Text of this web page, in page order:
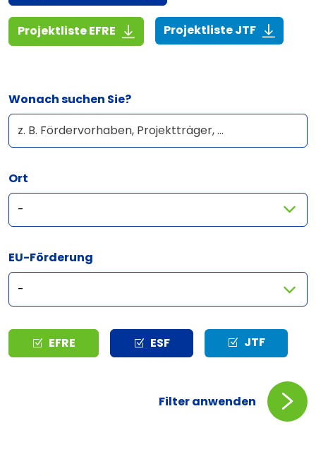
Projektliste EFRE (1,4 MiB)Projektliste JTF(268,6
Wonach suchen Sie?
Ort
EU-Förderung
Typ EFRE ESF JTF
Filter anwenden